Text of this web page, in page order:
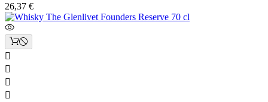
26,37 €



